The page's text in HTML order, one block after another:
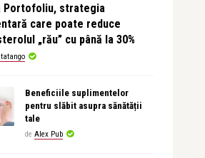
Portofoliu, strategia
care poate reduce
„rău” cu până la 30%
Beneficiile suplimentelor
pentru slăbit asupra sănătății
tale
de Alex Pub